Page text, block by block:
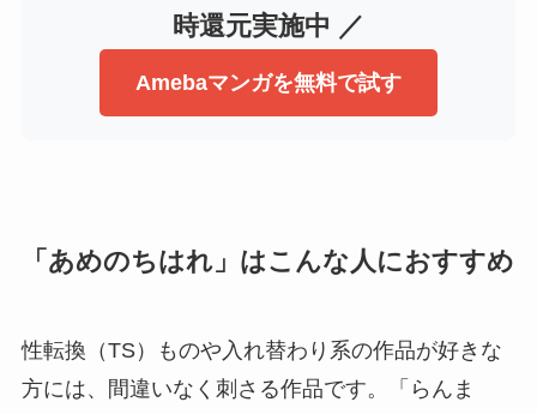
時還元実施中 ／
Amebaマンガを無料で試す
「あめのちはれ」はこんな人におすすめ
性転換（TS）ものや入れ替わり系の作品が好きな
方には、間違いなく刺さる作品です。「らんま